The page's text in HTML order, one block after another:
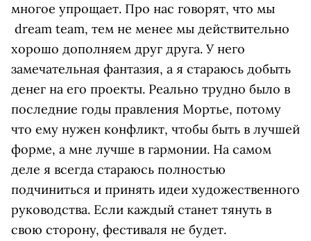
многое упрощает. Про нас говорят, что мы
dream team, тем не менее мы действительно
хорошо дополняем друг друга. У него
замечательная фантазия, а я стараюсь добыть
денег на его проекты. Реально трудно было в
последние годы правления Мортье, потому
что ему нужен конфликт, чтобы быть в лучшей
форме, а мне лучше в гармонии. На самом
деле я всегда стараюсь полностью
подчиниться и принять идеи художественного
руководства. Если каждый станет тянуть в
свою сторону, фестиваля не будет.